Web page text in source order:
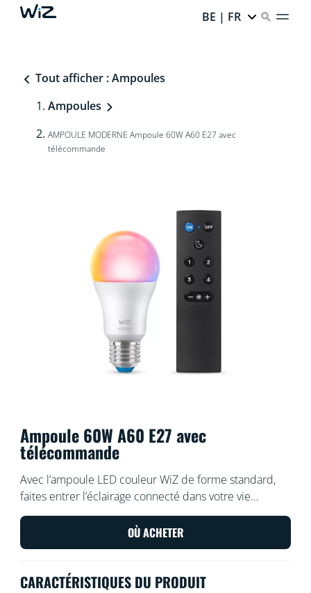
BE | FR
Tout afficher : Ampoules
Ampoules
AMPOULE MODERNE Ampoule 60W A60 E27 avec
télécommande
Ampoule 60W A60 E27 avec
télécommande
Avec l’ampoule LED couleur WiZ de forme standard,
faites entrer l’éclairage connecté dans votre vie
quotidienne. Installez-la sur n’importe quel luminaire
pour créer l’ambiance qui vous plaît. Vous avez le choix
entre une lumière blanche plus ou moins chaude, ou
programmer l’allumage et l’extinction de vos lampes
OÙ ACHETER
CARACTÉRISTIQUES DU PRODUIT